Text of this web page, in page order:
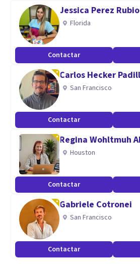
Jessica Perez Rubio
Florida
Contactar
Carlos Hecker
San Francisco
Contactar
Regina Wohltmuh
Houston
Contactar
Gabriele Cotronei
San Francisco
Contactar